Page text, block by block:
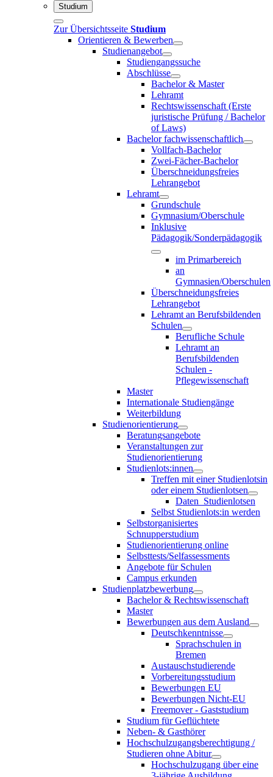
Studium
Zur Übersichtsseite Studium
Orientieren & Bewerben
Studienangebot
Studiengangssuche
Abschlüsse
Bachelor & Master
Lehramt
Rechtswissenschaft (Erste
juristische Prüfung / Bachelor
of Laws)
Bachelor fachwissenschaftlich
Vollfach-Bachelor
Zwei-Fächer-Bachelor
Überschneidungsfreies
Lehrangebot
Lehramt
Grundschule
Gymnasium/Oberschule
Inklusive
Pädagogik/Sonderpädagogik
im Primarbereich
an
Gymnasien/Oberschulen
Überschneidungsfreies
Lehrangebot
Lehramt an Berufsbildenden
Schulen
Berufliche Schule
Lehramt an
Berufsbildenden
Schulen -
Pflegewissenschaft
Master
Internationale Studiengänge
Weiterbildung
Studienorientierung
Beratungsangebote
Veranstaltungen zur
Studienorientierung
Studienlots:innen
Treffen mit einer Studienlotsin
oder einem Studienlotsen
Daten_Studienlotsen
Selbst Studienlots:in werden
Selbstorganisiertes
Schnupperstudium
Studienorientierung online
Selbsttests/Selfassessments
Angebote für Schulen
Campus erkunden
Studienplatzbewerbung
Bachelor & Rechtswissenschaft
Master
Bewerbungen aus dem Ausland
Deutschkenntnisse
Sprachschulen in
Bremen
Austauschstudierende
Vorbereitungsstudium
Bewerbungen EU
Bewerbungen Nicht-EU
Freemover - Gaststudium
Studium für Geflüchtete
Neben- & Gasthörer
Hochschulzugangsberechtigung /
Studieren ohne Abitur
Hochschulzugang über eine